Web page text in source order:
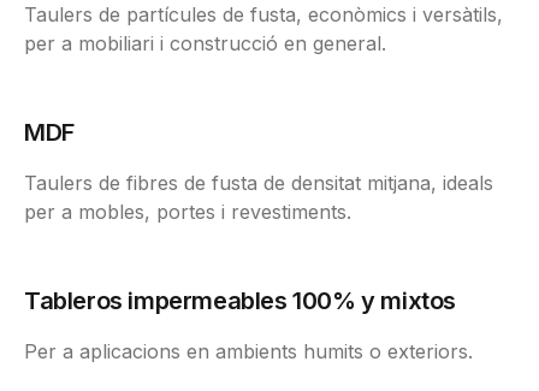
Taulers de partícules de fusta, econòmics i versàtils,
per a mobiliari i construcció en general.
MDF
Taulers de fibres de fusta de densitat mitjana, ideals
per a mobles, portes i revestiments.
Tableros impermeables 100% y mixtos
Per a aplicacions en ambients humits o exteriors.